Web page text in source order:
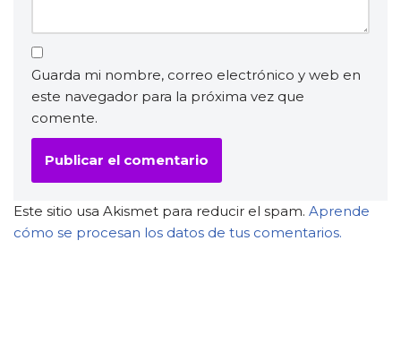
Guarda mi nombre, correo electrónico y web en
este navegador para la próxima vez que
comente.
Este sitio usa Akismet para reducir el spam. Aprende
cómo se procesan los datos de tus comentarios.